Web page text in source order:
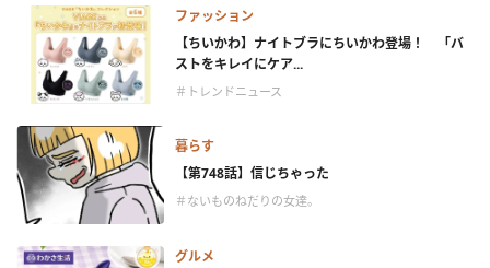
ファッション
【ちいかわ】ナイトブラにちいかわ登場！ 「バ
ストをキレイにケア...
＃トレンドニュース
暮らす
【第748話】信じちゃった
＃ないものねだりの女達。
グルメ